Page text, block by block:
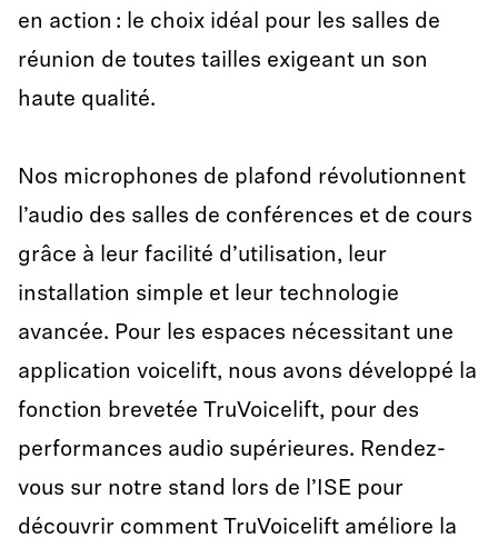
en action : le choix idéal pour les salles de
réunion de toutes tailles exigeant un son
haute qualité.
Nos microphones de plafond révolutionnent
l’audio des salles de conférences et de cours
grâce à leur facilité d’utilisation, leur
installation simple et leur technologie
avancée. Pour les espaces nécessitant une
application voicelift, nous avons développé la
fonction brevetée TruVoicelift, pour des
performances audio supérieures. Rendez-
vous sur notre stand lors de l’ISE pour
découvrir comment TruVoicelift améliore la